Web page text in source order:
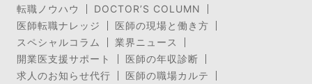
転職ノウハウ
DOCTOR’S COLUMN
医師転職ナレッジ
医師の現場と働き方
スペシャルコラム
業界ニュース
開業医支援サポート
医師の年収診断
求人のお知らせ代行
医師の職場カルテ